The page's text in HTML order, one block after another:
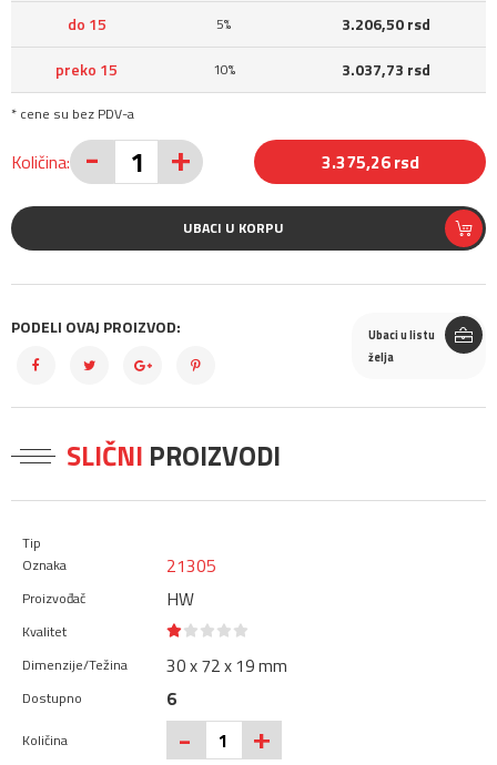
do 15
5%
3.206,50 rsd
preko 15
10% 3.037,73 rsd
* cene su bez PDV-a
Količina: - + 3.375,26 rsd
UBACI U KORPU
PODELI OVAJ PROIZVOD:
Ubaci u listu
želja
SLIČNI PROIZVODI
21305
HW
30 x 72 x 19 mm
6
- +